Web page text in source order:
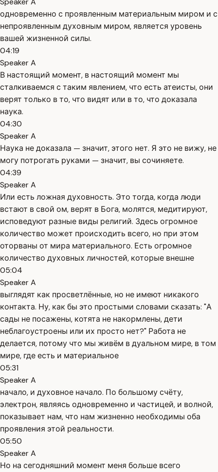
одновременно с проявленным материальным миром и с
непроявленным духовным миром, является уровень
вашей жизненной силы.
04:19
Speaker A
В настоящий момент, в настоящий момент мы
сталкиваемся с таким явлением, что есть атеисты, они
верят только в то, что видят или в то, что доказала
наука.
04:30
Speaker A
Наука не доказала — значит, этого нет. Я это не вижу, не
могу потрогать руками — значит, вы сочиняете.
04:39
Speaker A
Или есть ложная духовность. Это тогда, когда люди
встают в свой ом, верят в Бога, молятся, медитируют,
исповедуют разные виды религий. Здесь огромное
количество может происходить всего, но при этом
оторваны от мира материального. Есть огромное
количество духовных личностей, которые внешне
05:04
Speaker A
выглядят как просветлённые, но не имеют никакого
контакта. Ну, как бы это простыми словами сказать: "А
сады не посажены, котята не накормлены, дети
неблагоустроены или их просто нет?" Работа не
делается, потому что мы живём в дуальном мире, в том
мире, где есть и материальное
05:31
Speaker A
начало, и духовное начало. По большому счёту,
электрон, являясь одновременно и частицей, и волной,
показывает нам, что нам жизненно необходимы оба
проявления этой реальности.
05:50
Speaker A
Но на сегодняшний момент меня больше всего